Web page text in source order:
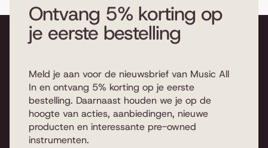
Ontvang 5% korting op
je eerste bestelling
Meld je aan voor de nieuwsbrief van Music All
In en ontvang 5% korting op je eerste
bestelling. Daarnaast houden we je op de
hoogte van acties, aanbiedingen, nieuwe
producten en interessante pre-owned
instrumenten.